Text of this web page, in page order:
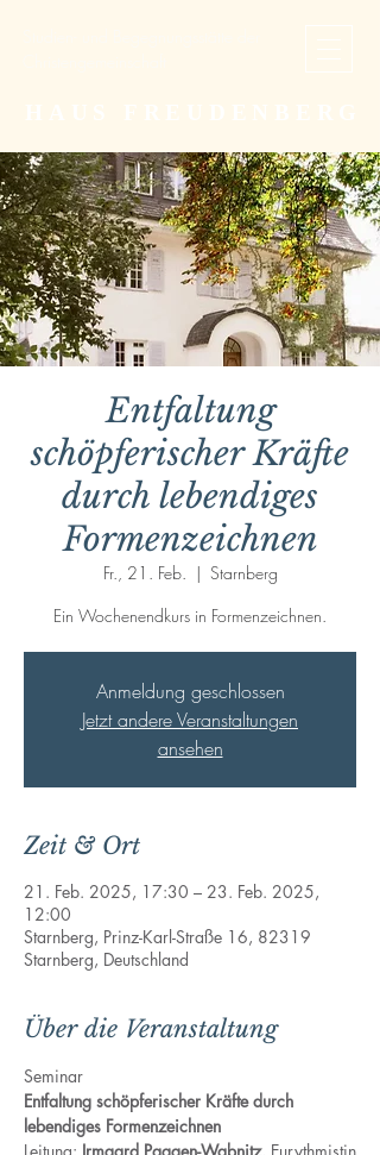
Entfaltung
schöpferischer Kräfte
durch lebendiges
Formenzeichnen
Fr., 21. Feb.
  |
Starnberg
Anmeldung geschlossen
Jetzt andere Veranstaltungen
ansehen
Zeit & Ort
21. Feb. 2025, 17:30 – 23. Feb. 2025,
12:00
Starnberg, Prinz-Karl-Straße 16, 82319
Starnberg, Deutschland
Über die Veranstaltung
Seminar
Entfaltung schöpferischer Kräfte durch
lebendiges Formenzeichnen